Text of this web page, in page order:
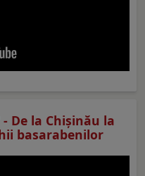
De la Chișinău la
basarabenilor